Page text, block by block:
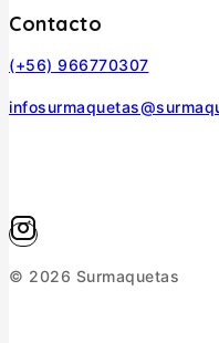
Contacto
(+56) 966770307
© 2026 Surmaquetas